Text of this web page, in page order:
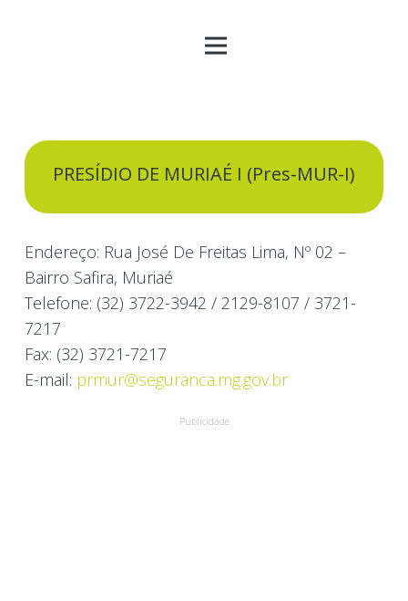
PRESÍDIO DE MURIAÉ I (Pres-MUR-I)
Endereço: Rua José De Freitas Lima, Nº 02 –
Bairro Safira, Muriaé
Telefone: (32) 3722-3942 / 2129-8107 / 3721-
7217
Fax: (32) 3721-7217
E-mail: prmur@seguranca.mg.gov.br
Publicidade